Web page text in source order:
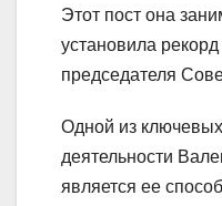
Этот пост она
установила
председателя
Одной из
деятельности
является ее